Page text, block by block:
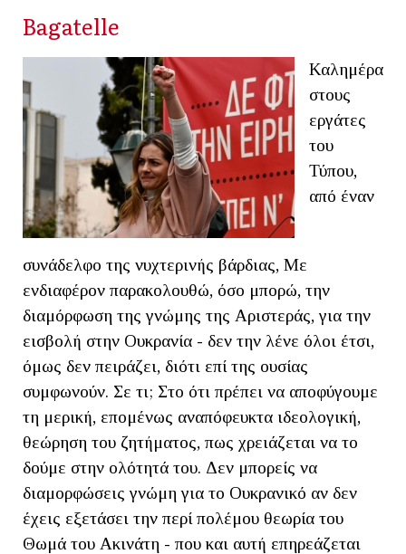
Βagatelle
Καλημέρα
στους
εργάτες
του
Τύπου,
από έναν
συνάδελφο της νυχτερινής βάρδιας, Με
ενδιαφέρον παρακολουθώ, όσο μπορώ, την
διαμόρφωση της γνώμης της Αριστεράς, για την
εισβολή στην Ουκρανία - δεν την λένε όλοι έτσι,
όμως δεν πειράζει, διότι επί της ουσίας
συμφωνούν. Σε τι; Στο ότι πρέπει να αποφύγουμε
τη μερική, επομένως αναπόφευκτα ιδεολογική,
θεώρηση του ζητήματος, πως χρειάζεται να το
δούμε στην ολότητά του. Δεν μπορείς να
διαμορφώσεις γνώμη για το Ουκρανικό αν δεν
έχεις εξετάσει την περί πολέμου θεωρία του
Θωμά του Ακινάτη - που και αυτή επηρεάζεται